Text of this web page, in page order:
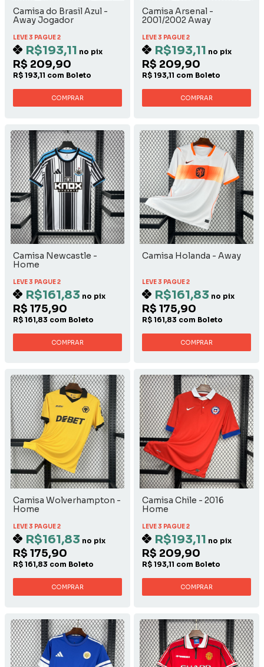
Camisa do Brasil Azul -
Away Jogador
LEVE 3 PAGUE 2
R$193,11 no pix
R$ 209,90
R$ 193,11 com Boleto
COMPRAR
Camisa Arsenal -
2001/2002 Away
LEVE 3 PAGUE 2
R$193,11 no pix
R$ 209,90
R$ 193,11 com Boleto
COMPRAR
Camisa Newcastle -
Home
LEVE 3 PAGUE 2
R$161,83 no pix
R$ 175,90
R$ 161,83 com Boleto
COMPRAR
Camisa Holanda - Away
LEVE 3 PAGUE 2
R$161,83 no pix
R$ 175,90
R$ 161,83 com Boleto
COMPRAR
Camisa Wolverhampton -
Home
LEVE 3 PAGUE 2
R$161,83 no pix
R$ 175,90
R$ 161,83 com Boleto
COMPRAR
Camisa Chile - 2016
Home
LEVE 3 PAGUE 2
R$193,11 no pix
R$ 209,90
R$ 193,11 com Boleto
COMPRAR